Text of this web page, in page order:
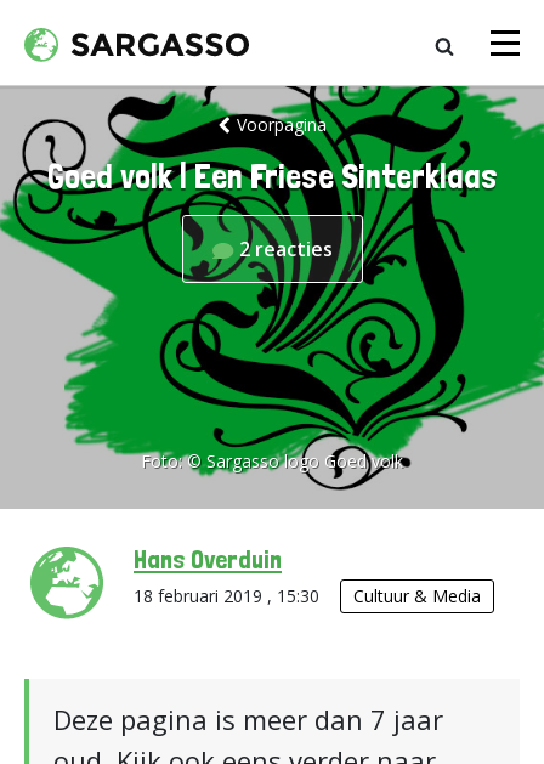
Voorpagina
Goed volk | Een Friese Sinterklaas
2 reacties
Foto:© Sargasso logo Goed volk
Hans Overduin
18 februari 2019 , 15:30 Cultuur & Media
Deze pagina is meer dan 7 jaar